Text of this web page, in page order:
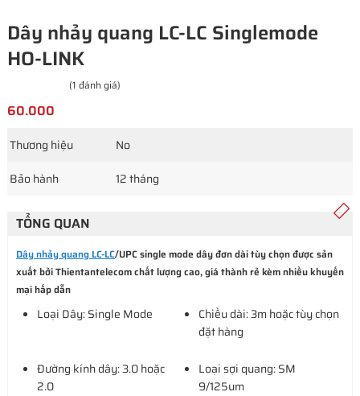
Dây nhảy quang LC-LC Singlemode
HO-LINK
(1 đánh giá)
60.000
Thương hiệu
No
Bảo hành
12 tháng
TỔNG QUAN
Dây nhảy quang LC-LC/UPC single mode dây đơn dài tùy chọn được sản
xuất bởi Thientantelecom chất lượng cao, giá thành rẻ kèm nhiều khuyến
mại hấp dẫn
Loại Dây: Single Mode
Chiều dài: 3m hoặc tùy chọn
đặt hàng
Đường kính dây: 3.0 hoặc
2.0
Loại sợi quang: SM
9/125um